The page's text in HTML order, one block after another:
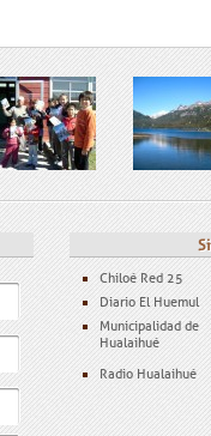
Chiloé Red 25
Diario El Huemul
Municipalidad de
Hualaihué
Radio Hualaihué